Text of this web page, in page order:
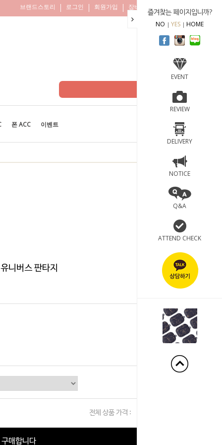
즐겨찾는 페이지입니까?
NO YES HOME
EVENT
REVIEW
DELIVERY
NOTICE
Q&A
ATTEND CHECK
브랜드스토리 로그인 회원가입 장바구니
폰 ACC 이벤트
니버스 판타지
전체 상품 가격 :
구매합니다